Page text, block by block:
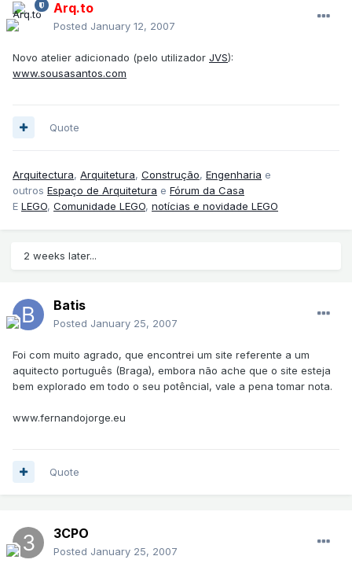
Arq.to
Posted January 12, 2007
Novo atelier adicionado (pelo utilizador JVS):
www.sousasantos.com
Quote
Arquitectura, Arquitetura, Construção, Engenharia e
outros Espaço de Arquitetura e Fórum da Casa
E LEGO, Comunidade LEGO, notícias e novidade LEGO
2 weeks later...
Batis
Posted January 25, 2007
Foi com muito agrado, que encontrei um site referente a um
aquitecto português (Braga), embora não ache que o site esteja
bem explorado em todo o seu potêncial, vale a pena tomar nota.
www.fernandojorge.eu
Quote
3CPO
Posted January 25, 2007